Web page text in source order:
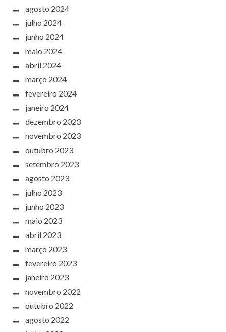
agosto 2024
julho 2024
junho 2024
maio 2024
abril 2024
março 2024
fevereiro 2024
janeiro 2024
dezembro 2023
novembro 2023
outubro 2023
setembro 2023
agosto 2023
julho 2023
junho 2023
maio 2023
abril 2023
março 2023
fevereiro 2023
janeiro 2023
novembro 2022
outubro 2022
agosto 2022